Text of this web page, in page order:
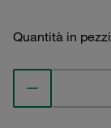
Quantità in pezzi